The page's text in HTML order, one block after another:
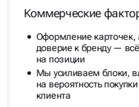
Коммерческие
Оформление карточек,
доверие к бренду —
на позиции
Мы усиливаем блоки,
на вероятность
клиента